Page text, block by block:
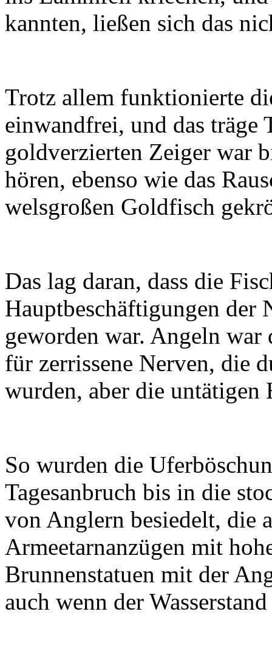
kannten, ließen sich das
Trotz allem funktionierte
einwandfrei, und das träge
goldverzierten Zeiger war
hören, ebenso wie das
welsgroßen Goldfisch
Das lag daran, dass die
Hauptbeschäftigungen der
geworden war. Angeln
für zerrissene Nerven, die
wurden, aber die untätigen
So wurden die
Tagesanbruch bis in die
von Anglern besiedelt, die
Armeetarnanzügen mit
Brunnenstatuen mit der
auch wenn der